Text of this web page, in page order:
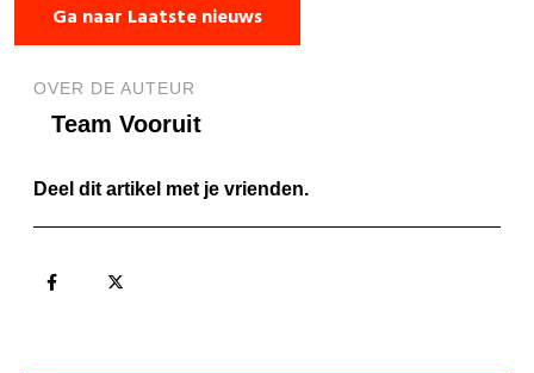
Ga naar Laatste nieuws
OVER DE AUTEUR
Team Vooruit
Deel dit artikel met je vrienden.